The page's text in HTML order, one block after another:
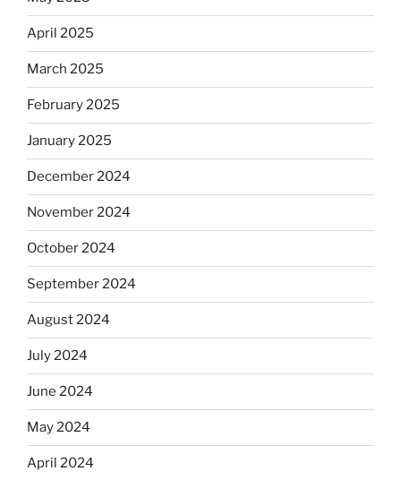
April 2025
March 2025
February 2025
January 2025
December 2024
November 2024
October 2024
September 2024
August 2024
July 2024
June 2024
May 2024
April 2024